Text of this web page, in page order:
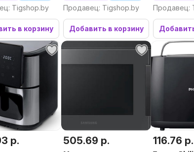
Tigshop.by
в корзину
Продавец: Tigshop.by
Добавить в корзину
Продавец:
р. 505.69 р. 116.76 р.